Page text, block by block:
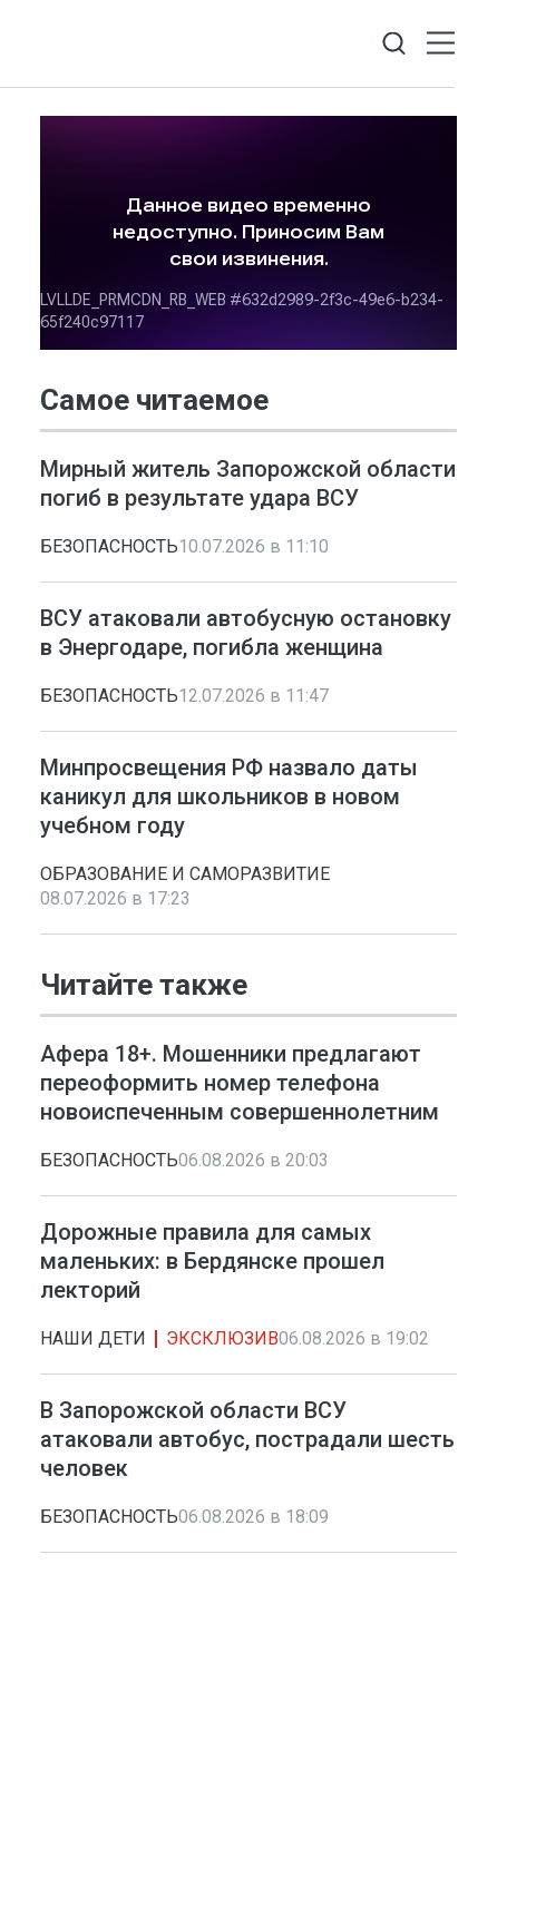
Самое читаемое
Мирный житель Запорожской области
погиб в результате удара ВСУ
БЕЗОПАСНОСТЬ10.07.2026 в 11:10
ВСУ атаковали автобусную остановку
в Энергодаре, погибла женщина
БЕЗОПАСНОСТЬ12.07.2026 в 11:47
Минпросвещения РФ назвало даты
каникул для школьников в новом
учебном году
ОБРАЗОВАНИЕ И САМОРАЗВИТИЕ
08.07.2026 в 17:23
Читайте также
Афера 18+. Мошенники предлагают
переоформить номер телефона
новоиспеченным совершеннолетним
БЕЗОПАСНОСТЬ06.08.2026 в 20:03
Дорожные правила для самых
маленьких: в Бердянске прошел
лекторий
НАШИ ДЕТИ ЭКСКЛЮЗИВ06.08.2026 в 19:02
В Запорожской области ВСУ
атаковали автобус, пострадали шесть
человек
БЕЗОПАСНОСТЬ06.08.2026 в 18:09